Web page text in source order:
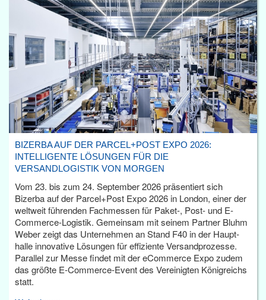
BIZERBA AUF DER PARCEL+POST EXPO 2026:
INTELLIGENTE LÖSUNGEN FÜR DIE
VERSANDLOGISTIK VON MORGEN
Vom 23. bis zum 24. September 2026 präsentiert sich
Bizerba auf der Parcel+Post Expo 2026 in London, einer der
weltweit führenden Fachmessen für Paket-, Post- und E-
Commerce-Logistik. Gemeinsam mit seinem Partner Bluhm
Weber zeigt das Unternehmen an Stand F40 in der Haupt­
halle innovative Lösungen für effiziente Versandprozesse.
Parallel zur Messe findet mit der eCommerce Expo zudem
das größte E-Commerce-Event des Vereinigten Königreichs
statt.